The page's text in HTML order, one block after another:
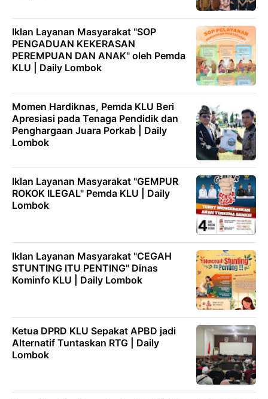
Iklan Layanan Masyarakat "SOP
PENGADUAN KEKERASAN
PEREMPUAN DAN ANAK" oleh Pemda
KLU | Daily Lombok
Momen Hardiknas, Pemda KLU Beri
Apresiasi pada Tenaga Pendidik dan
Penghargaan Juara Porkab | Daily
Lombok
Iklan Layanan Masyarakat "GEMPUR
ROKOK ILEGAL" Pemda KLU | Daily
Lombok
Iklan Layanan Masyarakat "CEGAH
STUNTING ITU PENTING" Dinas
Kominfo KLU | Daily Lombok
Ketua DPRD KLU Sepakat APBD jadi
Alternatif Tuntaskan RTG | Daily
Lombok